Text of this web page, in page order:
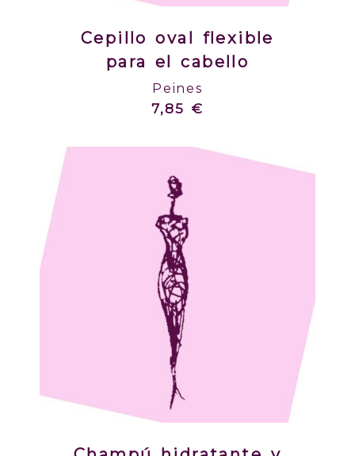
Cepillo oval flexible
para el cabello
Peines
7,85 €